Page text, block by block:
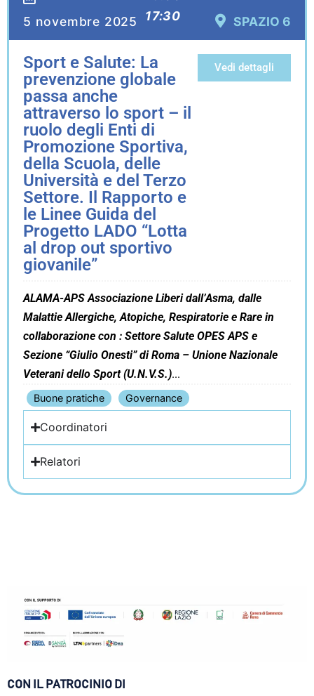
5 novembre 2025
17:30
SPAZIO 6
Sport e Salute: La
prevenzione globale
passa anche
attraverso lo sport – il
ruolo degli Enti di
Promozione Sportiva,
della Scuola, delle
Università e del Terzo
Settore. Il Rapporto e
le Linee Guida del
Progetto LADO “Lotta
al drop out sportivo
giovanile”
Vedi dettagli
ALAMA-APS Associazione Liberi dall’Asma, dalle
Malattie Allergiche, Atopiche, Respiratorie e Rare in
collaborazione con : Settore Salute OPES APS e
Sezione “Giulio Onesti” di Roma – Unione Nazionale
Veterani dello Sport (U.N.V.S.)
Buone pratiche Governance
Coordinatori
Relatori
CON IL PATROCINIO DI